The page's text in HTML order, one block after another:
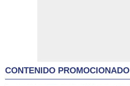
CONTENIDO PROMOCIONADO